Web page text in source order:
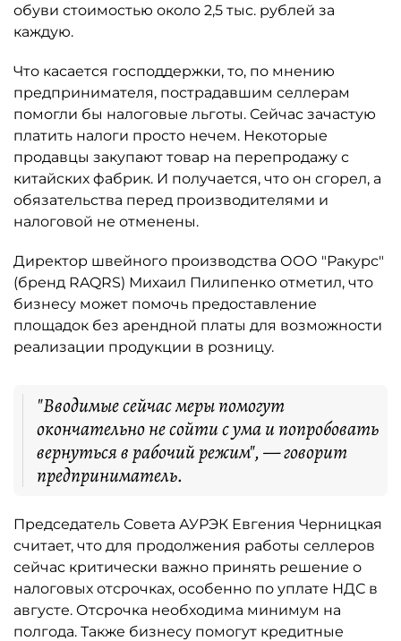
обуви стоимостью около 2,5 тыс. рублей за
каждую.
Что касается господдержки, то, по мнению
предпринимателя, пострадавшим селлерам
помогли бы налоговые льготы. Сейчас зачастую
платить налоги просто нечем. Некоторые
продавцы закупают товар на перепродажу с
китайских фабрик. И получается, что он сгорел, а
обязательства перед производителями и
налоговой не отменены.
Директор швейного производства ООО "Ракурс"
(бренд RAQRS) Михаил Пилипенко отметил, что
бизнесу может помочь предоставление
площадок без арендной платы для возможности
реализации продукции в розницу.
"Вводимые сейчас меры помогут
окончательно не сойти с ума и попробовать
вернуться в рабочий режим", — говорит
предприниматель.
Председатель Совета АУРЭК Евгения Черницкая
считает, что для продолжения работы селлеров
сейчас критически важно принять решение о
налоговых отсрочках, особенно по уплате НДС в
августе. Отсрочка необходима минимум на
полгода. Также бизнесу помогут кредитные